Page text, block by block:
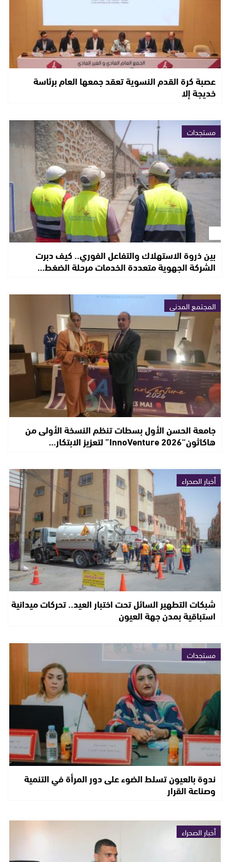
عصبة كرة القدم النسوية تعقد جمعها العام برئاسة
خديجة إلا
مستجدات
بين ذروة الاستهلاك والتفاعل الفوري.. كيف دبرت
الشركة الجهوية متعددة الخدمات مرحلة الضغط…
المجتمع المدني
جامعة الحسن الأول بسطات تنظم النسخة الأولى من
هاكاثون“InnoVenture 2026” لتعزيز الابتكار…
أخبار الصحراء
شبكات التطهير السائل تحت اختبار العيد.. تحركات ميدانية
استباقية بمدن جهة العيون
مستجدات
ندوة بالعيون تسلط الضوء على دور المرأة في التنمية
وصناعة القرار
أخبار الصحراء